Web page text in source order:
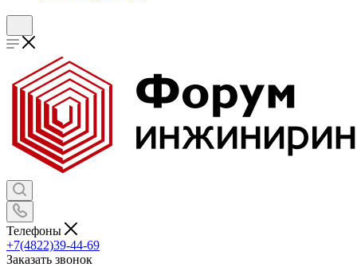
Телефоны
+7(4822)39-44-69
Заказать звонок